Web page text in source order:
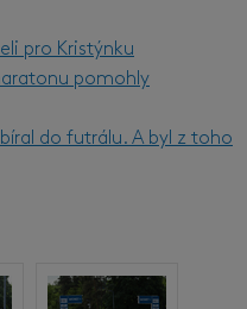
pro Kristýnku
pomohly
do futrálu. A byl z toho